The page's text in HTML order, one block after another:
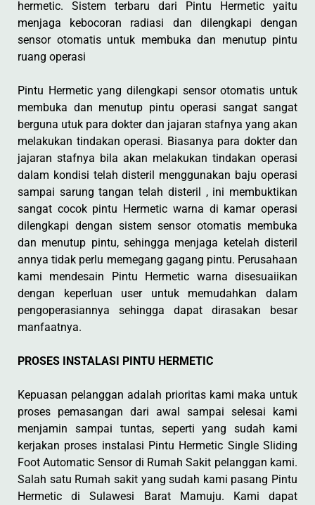
hermetic. Sistem terbaru dari Pintu Hermetic yaitu
menjaga kebocoran radiasi dan dilengkapi dengan
sensor otomatis untuk membuka dan menutup pintu
ruang operasi
Pintu Hermetic yang dilengkapi sensor otomatis untuk
membuka dan menutup pintu operasi sangat sangat
berguna utuk para dokter dan jajaran stafnya yang akan
melakukan tindakan operasi. Biasanya para dokter dan
jajaran stafnya bila akan melakukan tindakan operasi
dalam kondisi telah disteril menggunakan baju operasi
sampai sarung tangan telah disteril , ini membuktikan
sangat cocok pintu Hermetic warna di kamar operasi
dilengkapi dengan sistem sensor otomatis membuka
dan menutup pintu, sehingga menjaga ketelah disteril
annya tidak perlu memegang gagang pintu. Perusahaan
kami mendesain Pintu Hermetic warna disesuaiikan
dengan keperluan user untuk memudahkan dalam
pengoperasiannya sehingga dapat dirasakan besar
manfaatnya.
PROSES INSTALASI PINTU HERMETIC
Kepuasan pelanggan adalah prioritas kami maka untuk
proses pemasangan dari awal sampai selesai kami
menjamin sampai tuntas, seperti yang sudah kami
kerjakan proses instalasi Pintu Hermetic Single Sliding
Foot Automatic Sensor di Rumah Sakit pelanggan kami.
Salah satu Rumah sakit yang sudah kami pasang Pintu
Hermetic di Sulawesi Barat Mamuju. Kami dapat